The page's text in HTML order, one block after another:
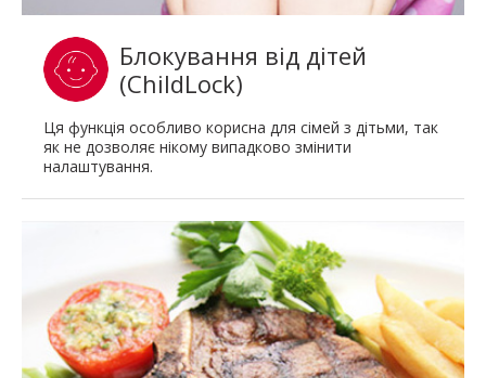
Блокування від дітей
(ChildLock)
Ця функція особливо корисна для сімей з дітьми, так
як не дозволяє нікому випадково змінити
налаштування.